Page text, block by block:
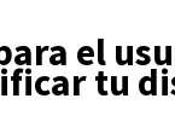
el
tu